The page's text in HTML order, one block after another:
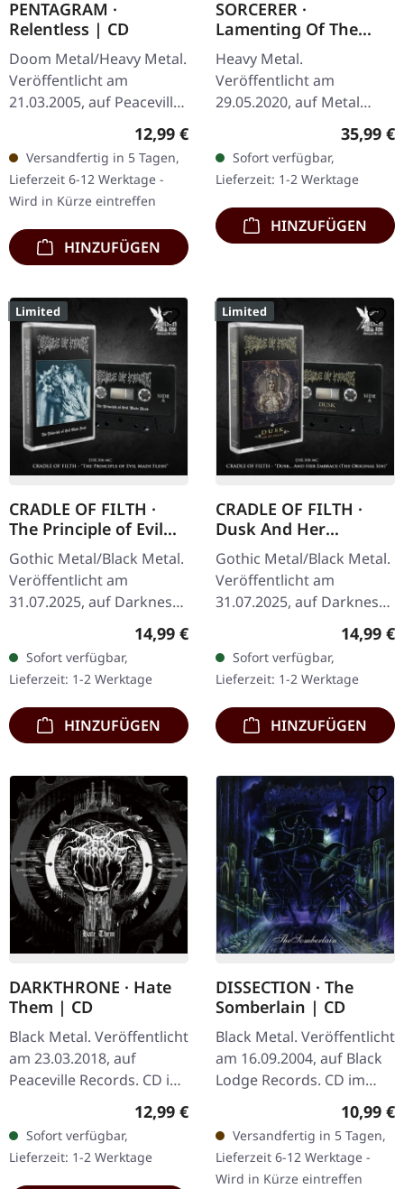
PENTAGRAM ·
Relentless | CD
Doom Metal/Heavy Metal.
Veröffentlicht am
21.03.2005, auf Peaceville
Records. CD im Jewelcase.
"Relentless" steht als
vernichtendes Zeugnis
für…
Regulärer Preis:
12,99 €
Versandfertig in 5 Tagen,
Lieferzeit 6-12 Werktage -
Wird in Kürze eintreffen
HINZUFÜGEN
SORCERER ·
Lamenting Of The
Innocent | BLACK 2LP
Heavy Metal.
Veröffentlicht am
29.05.2020, auf Metal
Blade Records. Schwarzes
Doppel-Vinyl im Gatefold-
Cover mit Poster,
Download-Code. Die…
35,99 €
Sofort verfügbar,
Lieferzeit: 1-2 Werktage
HINZUFÜGEN
Limited
CRADLE OF FILTH ·
The Principle of Evil
Made Flesh | BLACK
TAPE
Gothic Metal/Black Metal.
Veröffentlicht am
31.07.2025, auf Darkness
Shall Rise Productions.
Schwarze Kassette, 5-
Panel-Cover, limitiert auf
500…
Regulärer Preis:
14,99 €
Sofort verfügbar,
Lieferzeit: 1-2 Werktage
HINZUFÜGEN
Limited
CRADLE OF FILTH ·
Dusk And Her
Embrace (The Original
Sin) | BLACK TAPE
Gothic Metal/Black Metal.
Veröffentlicht am
31.07.2025, auf Darkness
Shall Rise Productions.
Schwarze Kassette, 5-
Panel-Cover, limitiert auf
500…
14,99 €
Sofort verfügbar,
Lieferzeit: 1-2 Werktage
HINZUFÜGEN
DARKTHRONE · Hate
Them | CD
Black Metal. Veröffentlicht
am 23.03.2018, auf
Peaceville Records. CD im
Jewelcase. Darkthromes
"Hate Them" markiert
einen entscheidenden
Punkt in…
Regulärer Preis:
12,99 €
Sofort verfügbar,
Lieferzeit: 1-2 Werktage
DISSECTION · The
Somberlain | CD
Black Metal. Veröffentlicht
am 16.09.2004, auf Black
Lodge Records. CD im
Jewelcase, Re-Release auf
Black Lodge, Remastered.
"The Somberlain", das…
10,99 €
Versandfertig in 5 Tagen,
Lieferzeit 6-12 Werktage -
Wird in Kürze eintreffen